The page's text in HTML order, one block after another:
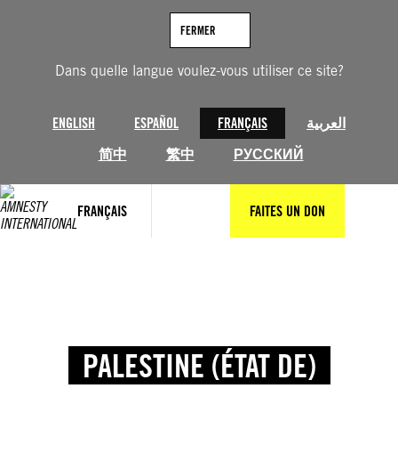
Dans quelle langue voulez-vous utiliser ce site?
ENGLISH ESPAÑOL FRANÇAIS
العربية
简中
繁中 РУССКИЙ
FERMER
FRANÇAIS FAITES UN DON
PALESTINE (ÉTAT DE)